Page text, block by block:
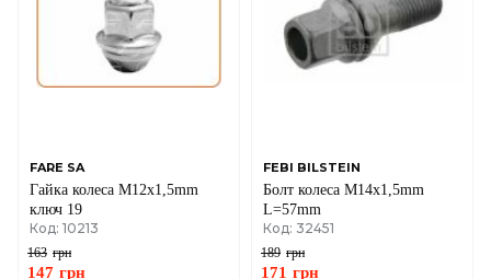
FARE SA
Гайка колеса M12x1,5mm
ключ 19
Код: 10213
163 грн
147 грн
FEBI BILSTEIN
Болт колеса M14x1,5mm
L=57mm
Код: 32451
189 грн
171 грн